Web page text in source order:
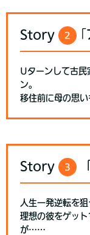
Story 2
Uターンして古民
ン。
移住前に母の思
Story 3
人生一発逆転を狙
理想の彼をゲッ
が……